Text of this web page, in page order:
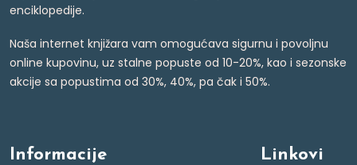
enciklopedije.
Naša internet knjižara vam omogućava sigurnu i povoljnu
online kupovinu, uz stalne popuste od 10-20%, kao i sezonske
akcije sa popustima od 30%, 40%, pa čak i 50%.
Informacije Linkovi